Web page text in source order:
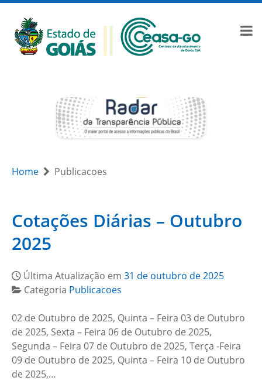
Home Publicacoes
Cotações Diárias – Outubro
2025
Última Atualização em 31 de outubro de 2025
Categoria Publicacoes
02 de Outubro de 2025, Quinta – Feira 03 de Outubro
de 2025, Sexta – Feira 06 de Outubro de 2025,
Segunda – Feira 07 de Outubro de 2025, Terça -Feira
09 de Outubro de 2025, Quinta – Feira 10 de Outubro
de 2025,…